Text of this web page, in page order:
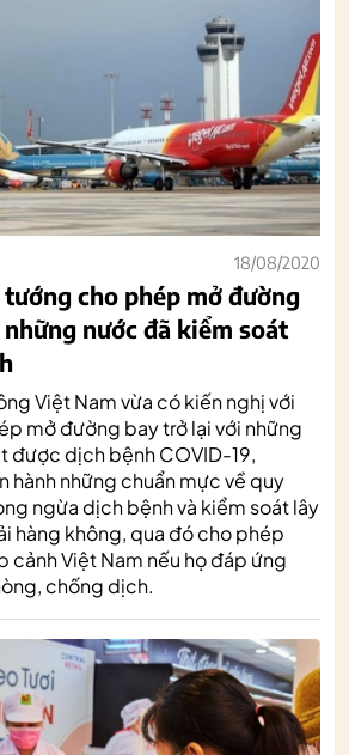
18/08/2020
cho phép mở đường
nước đã kiểm soát
Việt Nam vừa có kiến nghị với
mở đường bay trở lại với những
được dịch bệnh COVID-19,
hành những chuẩn mực về quy
ngừa dịch bệnh và kiểm soát lây
hàng không, qua đó cho phép
cảnh Việt Nam nếu họ đáp ứng
chống dịch.